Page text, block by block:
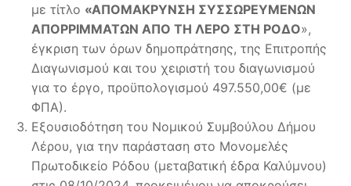
με τίτλο «ΑΠΟΜΑΚΡΥΝΣΗ ΣΥΣΣΩΡΕΥΜΕΝΩΝ
ΑΠΟΡΡΙΜΜΑΤΩΝ ΑΠΟ ΤΗ ΛΕΡΟ ΣΤΗ ΡΟΔΟ»,
έγκριση των όρων δημοπράτησης, της Επιτροπής
Διαγωνισμού και του χειριστή του διαγωνισμού
για το έργο, προϋπολογισμού 497.550,00€ (με
ΦΠΑ).
Εξουσιοδότηση του Νομικού Συμβούλου Δήμου
Λέρου, για την παράσταση στο Μονομελές
Πρωτοδικείο Ρόδου (μεταβατική έδρα Καλύμνου)